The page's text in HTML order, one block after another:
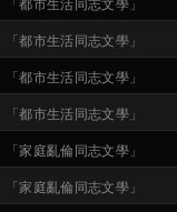
「都市生活同志文學」
「都市生活同志文學」
「都市生活同志文學」
「家庭亂倫同志文學」
「家庭亂倫同志文學」